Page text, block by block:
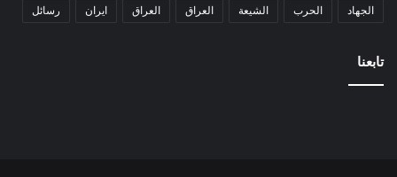
الجهاد الحرب الشيعة العراق العراق ايران رسائل
تابعنا